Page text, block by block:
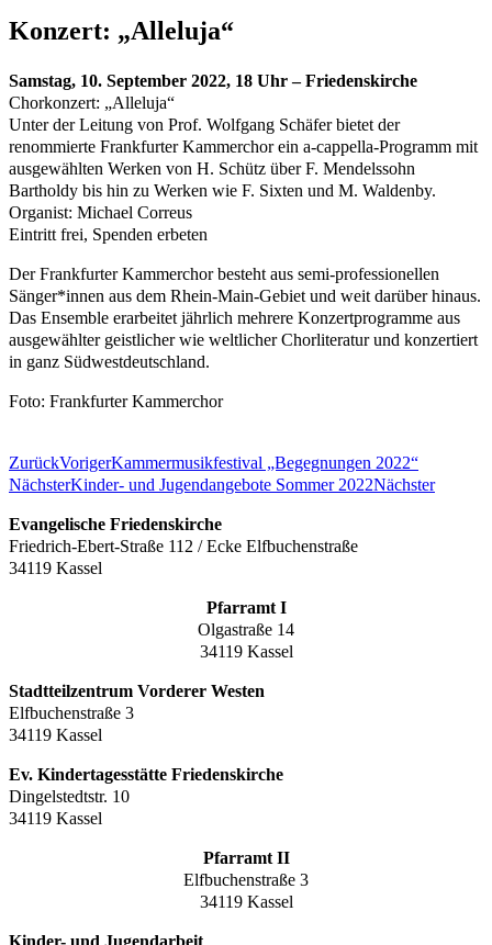
Konzert: „Alleluja“
Samstag, 10. September 2022, 18 Uhr – Friedenskirche
Chorkonzert: „Alleluja“
Unter der Leitung von Prof. Wolfgang Schäfer bietet der
renommierte Frankfurter Kammerchor ein a-cappella-Programm mit
ausgewählten Werken von H. Schütz über F. Mendelssohn
Bartholdy bis hin zu Werken wie F. Sixten und M. Waldenby.
Organist: Michael Correus
Eintritt frei, Spenden erbeten
Der Frankfurter Kammerchor besteht aus semi-professionellen
Sänger*innen aus dem Rhein-Main-Gebiet und weit darüber hinaus.
Das Ensemble erarbeitet jährlich mehrere Konzertprogramme aus
ausgewählter geistlicher wie weltlicher Chorliteratur und konzertiert
in ganz Südwestdeutschland.
Foto: Frankfurter Kammerchor
ZurückVorigerKammermusikfestival „Begegnungen 2022“
NächsterKinder- und Jugendangebote Sommer 2022Nächster
Evangelische Friedenskirche
Friedrich-Ebert-Straße 112 / Ecke Elfbuchenstraße
34119 Kassel
Pfarramt I
Olgastraße 14
34119 Kassel
Stadtteilzentrum Vorderer Westen
Elfbuchenstraße 3
34119 Kassel
Ev. Kindertagesstätte Friedenskirche
Dingelstedtstr. 10
34119 Kassel
Pfarramt II
Elfbuchenstraße 3
34119 Kassel
Kinder- und Jugendarbeit